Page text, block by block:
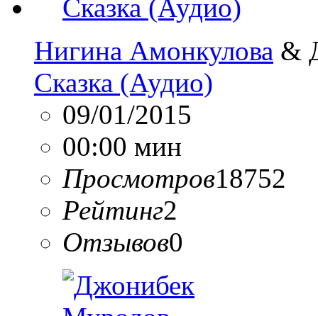
Нигина Амонкулова &
Сказка (Аудио)
09/01/2015
00:00 мин
Просмотров18752
Рейтинг2
Отзывов0